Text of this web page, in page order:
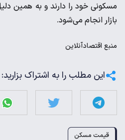
مسکونی خود را دارند و به همین
بازار انجام می‌شود.
منبع اقتصادآنلاین
این مطلب را به اشتراک بزارید:
قیمت مسکن